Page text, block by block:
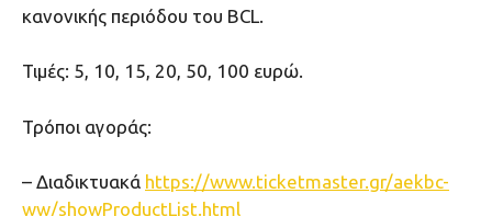
κανονικής περιόδου του BCL.
Τιμές: 5, 10, 15, 20, 50, 100 ευρώ.
Τρόποι αγοράς:
– Διαδικτυακά https://www.ticketmaster.gr/aekbc-
ww/showProductList.html